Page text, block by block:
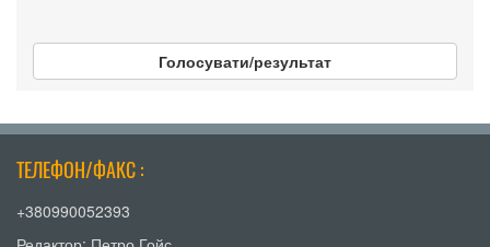
Голосувати/результат
ТЕЛЕФОН/ФАКС :
+380990052393